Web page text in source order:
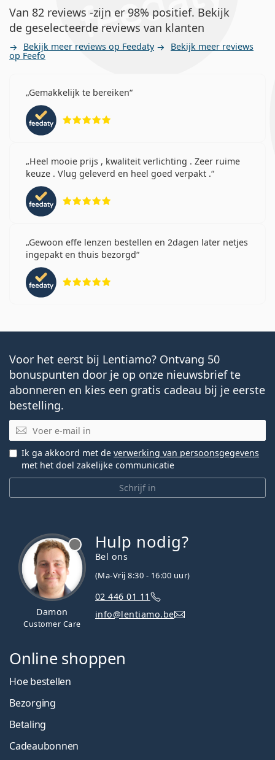
Van 82 reviews -zijn er 98% positief. Bekijk
de geselecteerde reviews van klanten
Bekijk meer reviews op Feedaty Bekijk meer reviews
op Feefo
Gemakkelijk te bereiken
Heel mooie prijs , kwaliteit verlichting . Zeer ruime
keuze . Vlug geleverd en heel goed verpakt .
Gewoon effe lenzen bestellen en 2dagen later netjes
ingepakt en thuis bezorgd
Voor het eerst bij Lentiamo? Ontvang 50
bonuspunten door je op onze nieuwsbrief te
abonneren en kies een gratis cadeau bij je eerste
bestelling.
E-mail
Schrijf in
Ik ga akkoord met de verwerking van persoonsgegevens
met het doel zakelijke communicatie
Damon
Customer Care
Hulp nodig?
Bel ons
(Ma-Vrij 8:30 - 16:00 uur)
02 446 01 11
info@lentiamo.be
Online shoppen
Hoe bestellen
Bezorging
Betaling
Cadeaubonnen